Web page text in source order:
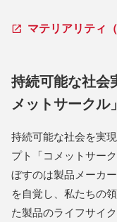
マテリアリティ
持続可能な社会
メットサークル」
持続可能な社会を実
プト「コメットサー
ぼすのは製品メーカ
を自覚し、私たちの
た製品のライフサイ